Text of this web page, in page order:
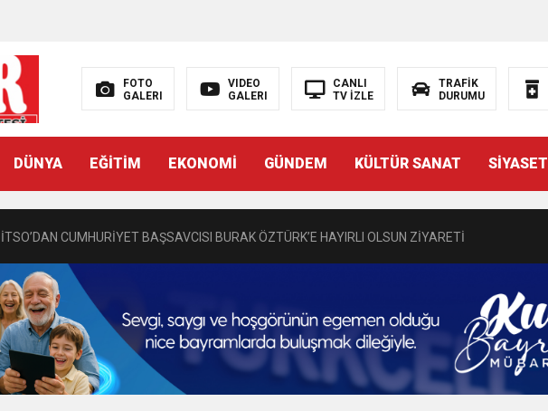
FOTO
GALERI
VIDEO
GALERI
CANLI
TV İZLE
TRAFİK
DURUMU
DÜNYA EĞİTİM EKONOMİ GÜNDEM KÜLTÜR SANAT SİYASET
İTSO’DAN CUMHURİYET BAŞSAVCISI BURAK ÖZTÜRK’E HAYIRLI OLSUN ZİYARETİ
İNCE’NİN CHP’DE KALMASININ PERDE ARKASI: GÖRÜNENDEN DAHA FAZLASI MI VAR?
IŞIL Eczanesi Görkemli Bir Törenle Hizmete Açıldı